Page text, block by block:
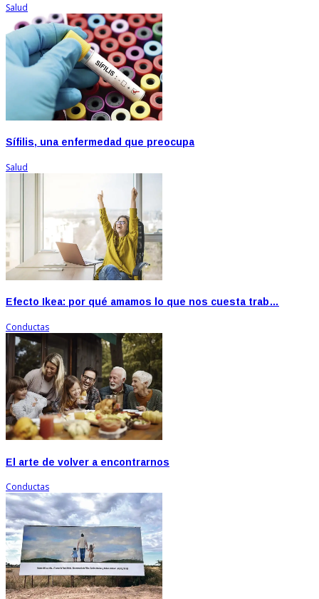
Salud
Sífilis, una enfermedad que preocupa
Salud
Efecto Ikea: por qué amamos lo que nos cuesta trab…
Conductas
El arte de volver a encontrarnos
Conductas